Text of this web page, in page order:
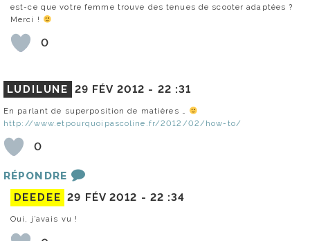
est-ce que votre femme trouve des tenues de scooter adaptées ?
Merci !
0
LUDILUNE 29 FÉV 2012 - 22 :31
En parlant de superposition de matières …
http://www.etpourquoipascoline.fr/2012/02/how-to/
0
RÉPONDRE
DEEDEE 29 FÉV 2012 - 22 :34
Oui, j’avais vu !